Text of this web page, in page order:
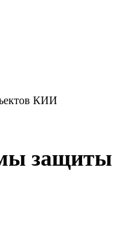
КИИ
защиты